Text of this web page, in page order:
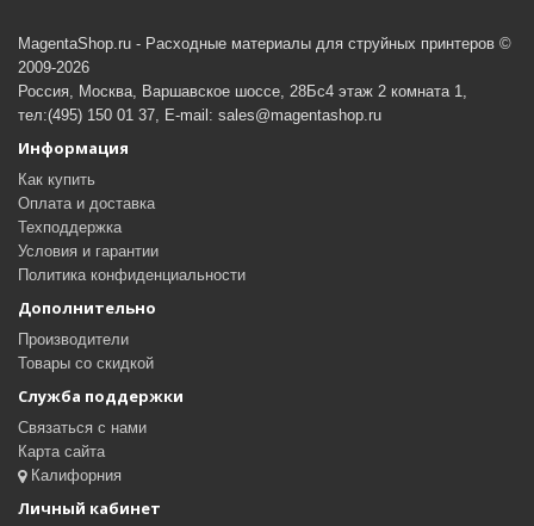
MagentaShop.ru - Расходные материалы для струйных принтеров ©
2009-2026
Россия, Москва, Варшавское шоссе, 28Бс4 этаж 2 комната 1,
тел:(495) 150 01 37, E-mail: sales@magentashop.ru
Информация
Как купить
Оплата и доставка
Техподдержка
Условия и гарантии
Политика конфиденциальности
Дополнительно
Производители
Товары со скидкой
Служба поддержки
Связаться с нами
Карта сайта
Калифорния
Личный кабинет